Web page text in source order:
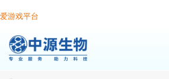
爱游戏平台